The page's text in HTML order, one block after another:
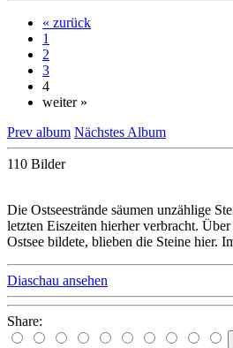
« zurück
1
2
3
4
weiter »
Prev album Nächstes Album
110 Bilder
Die Ostseestrände säumen unzählige
letzten Eiszeiten hierher verbracht.
Ostsee bildete, blieben die Steine hier.
Diaschau ansehen
Share: